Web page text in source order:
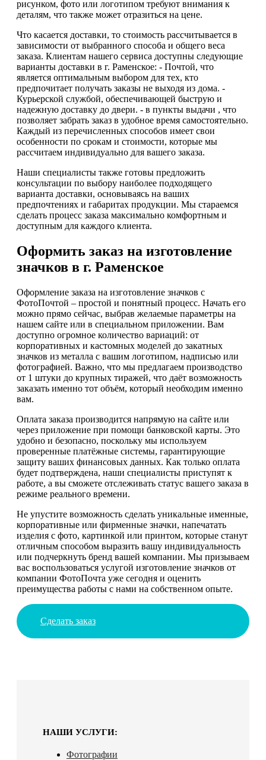
рисунком, фото или логотипом требуют внимания к
деталям, что также может отразиться на цене.
Что касается доставки, то стоимость рассчитывается в
зависимости от выбранного способа и общего веса
заказа. Клиентам нашего сервиса доступны следующие
варианты доставки в г. Раменское: - Почтой, что
является оптимальным выбором для тех, кто
предпочитает получать заказы не выходя из дома. -
Курьерской службой, обеспечивающей быструю и
надежную доставку до двери. - в пункты выдачи , что
позволяет забрать заказ в удобное время самостоятельно.
Каждый из перечисленных способов имеет свои
особенности по срокам и стоимости, которые мы
рассчитаем индивидуально для вашего заказа.
Наши специалисты также готовы предложить
консультации по выбору наиболее подходящего
варианта доставки, основываясь на ваших
предпочтениях и габаритах продукции. Мы стараемся
сделать процесс заказа максимально комфортным и
доступным для каждого клиента.
Оформить заказ на изготовление
значков в г. Раменское
Оформление заказа на изготовление значков с
ФотоПочтой – простой и понятный процесс. Начать его
можно прямо сейчас, выбрав желаемые параметры на
нашем сайте или в специальном приложении. Вам
доступно огромное количество вариаций: от
корпоративных и кастомных моделей до закатных
значков из металла с вашим логотипом, надписью или
фотографией. Важно, что мы предлагаем производство
от 1 штуки до крупных тиражей, что даёт возможность
заказать именно тот объём, который необходим именно
вам.
Оплата заказа производится напрямую на сайте или
через приложение при помощи банковской карты. Это
удобно и безопасно, поскольку мы используем
проверенные платёжные системы, гарантирующие
защиту ваших финансовых данных. Как только оплата
будет подтверждена, наши специалисты приступят к
работе, а вы сможете отслеживать статус вашего заказа в
режиме реального времени.
Не упустите возможность сделать уникальные именные,
корпоративные или фирменные значки, напечатать
изделия с фото, картинкой или принтом, которые станут
отличным способом выразить вашу индивидуальность
или подчеркнуть бренд вашей компании. Мы призываем
вас воспользоваться услугой изготовление значков от
компании ФотоПочта уже сегодня и оценить
преимущества работы с нами на собственном опыте.
Сделать заказ
НАШИ УСЛУГИ:
Фотографии